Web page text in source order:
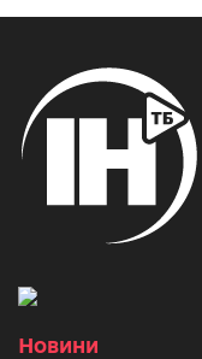
Новини